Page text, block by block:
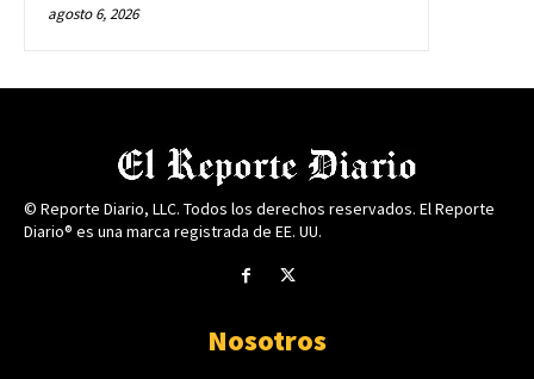
agosto 6, 2026
© Reporte Diario, LLC. Todos los derechos reservados. El Reporte
Diario® es una marca registrada de EE. UU.
Nosotros